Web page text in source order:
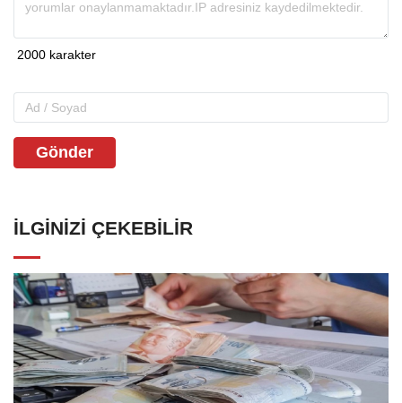
Gönder
İLGINIZI ÇEKEBILIR